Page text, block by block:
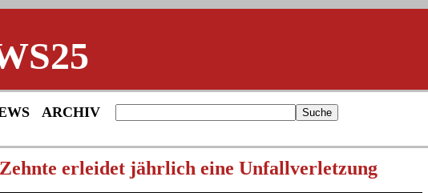
ARCHIV
erleidet jährlich eine Unfallverletzung